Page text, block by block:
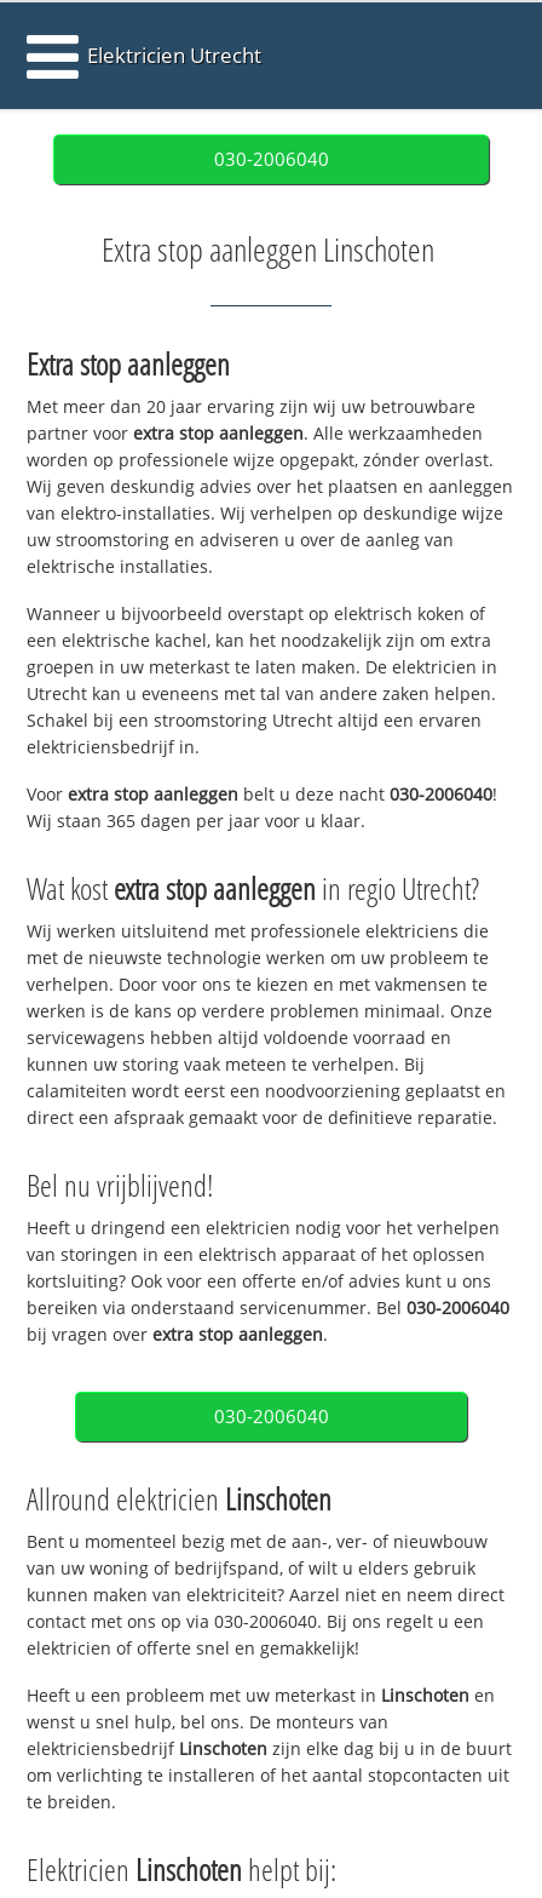
Elektricien Utrecht
030-2006040
Extra stop aanleggen Linschoten
Extra stop aanleggen
Met meer dan 20 jaar ervaring zijn wij uw betrouwbare
partner voorextra stop aanleggen. Alle werkzaamheden
worden op professionele wijze opgepakt, zónder overlast.
Wij geven deskundig advies over het plaatsen en aanleggen
van elektro-installaties. Wij verhelpen op deskundige wijze
uw stroomstoring en adviseren u over de aanleg van
elektrische installaties.
Wanneer u bijvoorbeeld overstapt op elektrisch koken of
een elektrische kachel, kan het noodzakelijk zijn om extra
groepen in uw meterkast te laten maken. De elektricien in
Utrecht kan u eveneens met tal van andere zaken helpen.
Schakel bij een stroomstoring Utrecht altijd een ervaren
elektriciensbedrijf in.
Voorextra stop aanleggen belt u deze nacht030-2006040!
Wij staan 365 dagen per jaar voor u klaar.
Wat kostextra stop aanleggen in regio Utrecht?
Wij werken uitsluitend met professionele elektriciens die
met de nieuwste technologie werken om uw probleem te
verhelpen. Door voor ons te kiezen en met vakmensen te
werken is de kans op verdere problemen minimaal. Onze
servicewagens hebben altijd voldoende voorraad en
kunnen uw storing vaak meteen te verhelpen. Bij
calamiteiten wordt eerst een noodvoorziening geplaatst en
direct een afspraak gemaakt voor de definitieve reparatie.
Bel nu vrijblijvend!
Heeft u dringend een elektricien nodig voor het verhelpen
van storingen in een elektrisch apparaat of het oplossen
kortsluiting? Ook voor een offerte en/of advies kunt u ons
bereiken via onderstaand servicenummer. Bel030-2006040
bij vragen overextra stop aanleggen.
030-2006040
Allround elektricien Linschoten
Bent u momenteel bezig met de aan-, ver- of nieuwbouw
van uw woning of bedrijfspand, of wilt u elders gebruik
kunnen maken van elektriciteit? Aarzel niet en neem direct
contact met ons op via 030-2006040. Bij ons regelt u een
elektricien of offerte snel en gemakkelijk!
Heeft u een probleem met uw meterkast in Linschoten en
wenst u snel hulp, bel ons. De monteurs van
elektriciensbedrijf Linschoten zijn elke dag bij u in de buurt
om verlichting te installeren of het aantal stopcontacten uit
te breiden.
Elektricien Linschoten helpt bij: